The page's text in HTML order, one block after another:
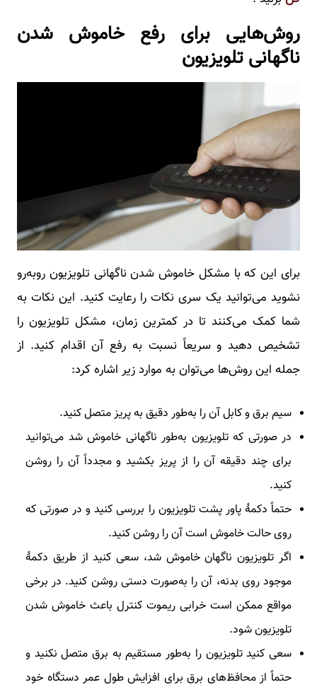
روش‌هایی برای رفع خاموش شدن
ناگهانی تلویزیون
برای این که با مشکل خاموش شدن ناگهانی تلویزیون رو‌به‌رو
نشوید می‌توانید یک سری نکات را رعایت کنید. این نکات به
شما کمک می‌کنند تا در کمترین زمان، مشکل تلویزیون را
تشخیص دهید و سریعاً نسبت به رفع آن اقدام کنید. از
جمله این روش‌ها می‌توان به موارد زیر اشاره کرد:
سیم برق و کابل آن را به‌طور دقیق به پریز متصل کنید.
در صورتی که تلویزیون به‌طور ناگهانی خاموش شد می‌توانید
برای چند دقیقه آن را از پریز بکشید و مجدداً آن را روشن
کنید.
حتماً دکمۀ پاور پشت تلویزیون را بررسی کنید و در صورتی که
روی حالت خاموش است آن را روشن کنید.
اگر تلویزیون ناگهان خاموش شد، سعی کنید از طریق دکمۀ
موجود روی بدنه، آن را به‌صورت دستی روشن کنید. در برخی
مواقع ممکن است خرابی ریموت کنترل باعث خاموش شدن
تلویزیون شود.
سعی کنید تلویزیون را به‌طور مستقیم به برق متصل نکنید و
حتماً از محافظ‌های برق برای افزایش طول عمر دستگاه خود